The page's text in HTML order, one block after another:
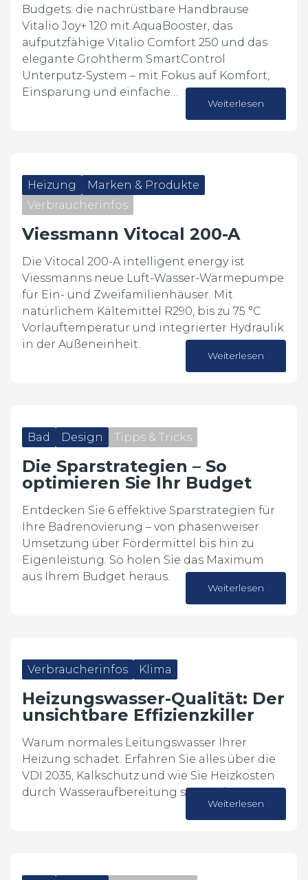
Budgets: die nachrüstbare Handbrause
Vitalio Joy+ 120 mit AquaBooster, das
aufputzfähige Vitalio Comfort 250 und das
elegante Grohtherm SmartControl
Unterputz-System – mit Fokus auf Komfort,
Einsparung und einfache…
Weiterlesen
Heizung
Marken & Produkte
Verbraucherinfos
Viessmann Vitocal 200-A
Die Vitocal 200-A intelligent energy ist
Viessmanns neue Luft-Wasser-Wärmepumpe
für Ein- und Zweifamilienhäuser. Mit
natürlichem Kältemittel R290, bis zu 75 °C
Vorlauftemperatur und integrierter Hydraulik
in der Außeneinheit.
Weiterlesen
Bad Design Tipps & Tricks
Die Sparstrategien – So
optimieren Sie Ihr Budget
Entdecken Sie 6 effektive Sparstrategien für
Ihre Badrenovierung – von phasenweiser
Umsetzung über Fördermittel bis hin zu
Eigenleistung. So holen Sie das Maximum
aus Ihrem Budget heraus.
Weiterlesen
Verbraucherinfos Klima
Heizungswasser-Qualität: Der
unsichtbare Effizienzkiller
Warum normales Leitungswasser Ihrer
Heizung schadet. Erfahren Sie alles über die
VDI 2035, Kalkschutz und wie Sie Heizkosten
durch Wasseraufbereitung sparen können.
Weiterlesen